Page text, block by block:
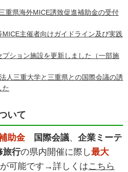
重県海外MICE誘致促進補助金の受付
MICE主催者向けガイドライン及び実践
プション施設を更新しました（一部施
人三重大学と三重県との国際会議の誘
た
いて
助金 国際会議、 企業ミーテ
旅行の県内開催に際し最大
可能です→詳しくはこちら